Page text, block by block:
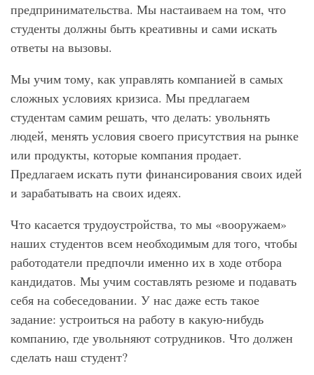
предпринимательства. Мы настаиваем на том, что
студенты должны быть креативны и сами искать
ответы на вызовы.
Мы учим тому, как управлять компанией в самых
сложных условиях кризиса. Мы предлагаем
студентам самим решать, что делать: увольнять
людей, менять условия своего присутствия на рынке
или продукты, которые компания продает.
Предлагаем искать пути финансирования своих идей
и зарабатывать на своих идеях.
Что касается трудоустройства, то мы «вооружаем»
наших студентов всем необходимым для того, чтобы
работодатели предпочли именно их в ходе отбора
кандидатов. Мы учим составлять резюме и подавать
себя на собеседовании. У нас даже есть такое
задание: устроиться на работу в какую-нибудь
компанию, где увольняют сотрудников. Что должен
сделать наш студент?